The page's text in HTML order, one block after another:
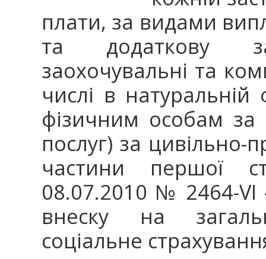
плати, за видами
та додаткову
заохочувальні та
числі в
фізичним особам за
послуг) за
частини першої
08.07.2010 № 2464-VI
внеску на
соціальне